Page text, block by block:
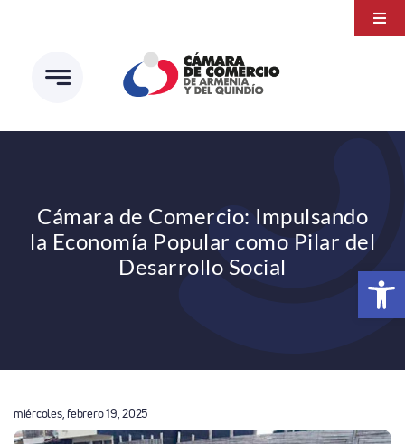
Abrir
contenido
Cámara de Comercio: Impulsando
la Economía Popular como Pilar del
Desarrollo Social
miércoles, febrero 19, 2025